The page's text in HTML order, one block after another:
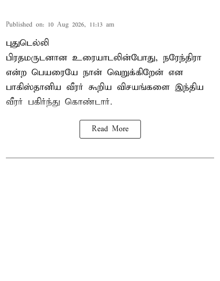
Published on: 10 Aug 2026, 11:13 am
புதுடெல்லி
பிரதமருடனான உரையாடலின்போது, நரேந்திரா
என்ற பெயரையே நான் வெறுக்கிறேன் என
பாகிஸ்தானிய வீரர் கூறிய விசயங்களை இந்திய
வீரர் பகிர்ந்து கொண்டார்.
Read More